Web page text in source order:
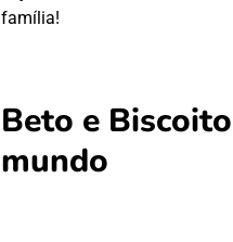
família!
Beto e
mundo